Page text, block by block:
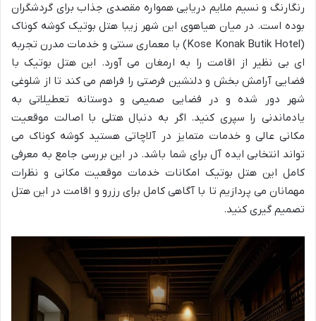
رنگارنگ و نسیم ملایم دریایی همواره مقصدی جذاب برای گردشگران
بوده است. در میان هیاهوی این شهر زیبا هتل بوتیک کوشه کوناک
(Kose Konak Butik Hotel) با معماری سنتی و خدمات مدرن تجربه
ای بی نظیر از اقامت را به ارمغان می آورد. این هتل بوتیک با
فضایی آرامش بخش و دلنشین فرصتی را فراهم می کند تا از شلوغی
شهر دور شده و در فضایی صمیمی و دوستانه تعطیلاتی به
یادماندنی را سپری کنید. اگر به دنبال هتلی با اصالت موقعیت
مکانی عالی و خدمات متمایز در آلاچاتی هستید کوشه کوناک می
تواند انتخابی ایده آل برای شما باشد. در این بررسی جامع به معرفی
کامل این هتل بوتیک امکانات خدمات موقعیت مکانی و نظرات
مهمانان می پردازیم تا با آگاهی کامل برای رزرو و اقامت در این هتل
تصمیم گیری کنید.